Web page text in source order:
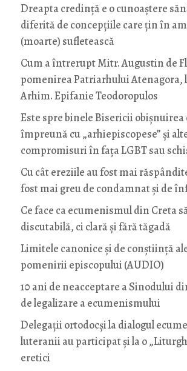
Dreapta credință e o cunoaștere
diferită de concepțiile care țin în
(moarte) sufletească
Cum a întrerupt Mitr. Augustin de
pomenirea Patriarhului Atenagora,
Arhim. Epifanie Teodoropulos
Este spre binele Bisericii
împreună cu „arhiepiscopese” și
compromisuri în fața LGBT sau
Cu cât ereziile au fost mai
fost mai greu de condamnat și de
Ce face ca ecumenismul din Creta
discutabilă, ci clară și fără tăgadă
Limitele canonice și de conștiință
pomenirii episcopului (AUDIO)
10 ani de neacceptare a Sinodului
de legalizare a ecumenismului
Delegații ortodocși la dialogul
luteranii au participat și la o
eretici